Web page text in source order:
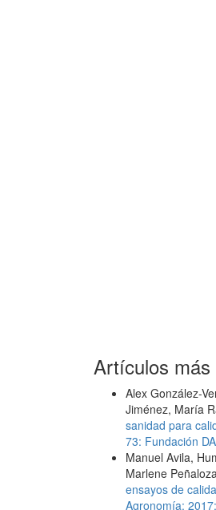
Artículos
Alex González-
Jiménez, María
sanidad para
73: Fundación
Manuel Avila,
Marlene
ensayos de
Agronomía: